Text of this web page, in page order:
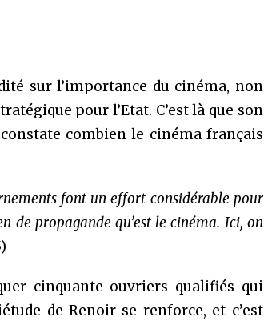
sur l’importance du cinéma, non
pour l’Etat. C’est là que son
combien le cinéma français
font un effort considérable pour
de propagande qu’est le cinéma. Ici, on
cinquante ouvriers qualifiés qui
de Renoir se renforce, et c’est